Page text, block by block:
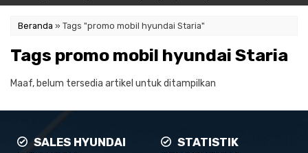
Beranda » Tags "promo mobil hyundai Staria"
Tags promo mobil hyundai Staria
Maaf, belum tersedia artikel untuk ditampilkan
SALES HYUNDAI
STATISTIK